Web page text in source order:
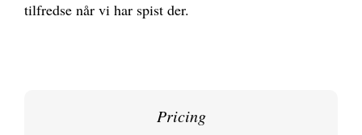
tilfredse når vi har spist der.
Pricing